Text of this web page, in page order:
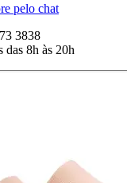
pelo chat
3838
das 8h às 20h